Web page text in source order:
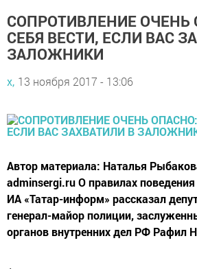
СОПРОТИВЛЕНИЕ ОЧЕНЬ
СЕБЯ ВЕСТИ, ЕСЛИ ВАС
ЗАЛОЖНИКИ
х, 13 ноября 2017 - 13:06
Автор материала: Наталья
adminsergi.ru О правилах
ИА «Татар-информ» рассказал
генерал-майор полиции,
органов внутренних дел РФ Рафил